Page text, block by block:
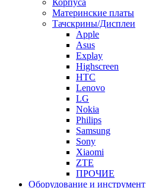
Материнские платы
Тачскрины/Дисплеи
Apple
Asus
Explay
Highscreen
HTC
Lenovo
LG
Nokia
Philips
Samsung
Sony
Xiaomi
ZTE
ПРОЧИЕ
Оборудование и инструмент